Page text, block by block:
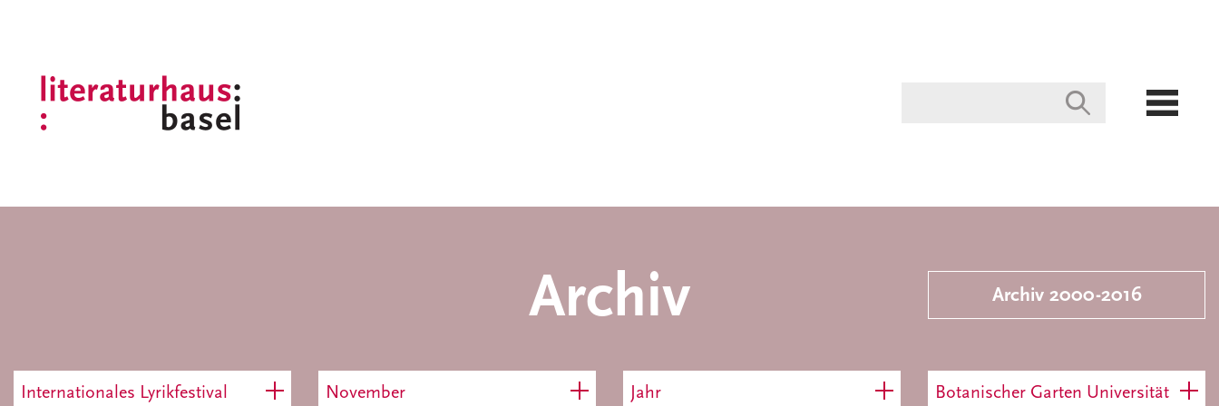
Archiv Archiv 2000-2016
Internationales Lyrikfestival November Jahr Botanischer Garten Universität